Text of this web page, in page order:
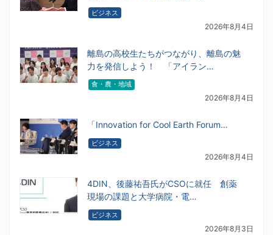
ビジネス
2026年8月4日
離島の高校生たちがつながり、離島の魅
力を発信しよう！ 「アイラン…
食・農・地域
2026年8月4日
「Innovation for Cool Earth Forum…
ビジネス
2026年8月4日
4DIN、後藤祐吾氏がCSOに就任 創薬
現場の課題と大学病院・電…
ビジネス
2026年8月3日